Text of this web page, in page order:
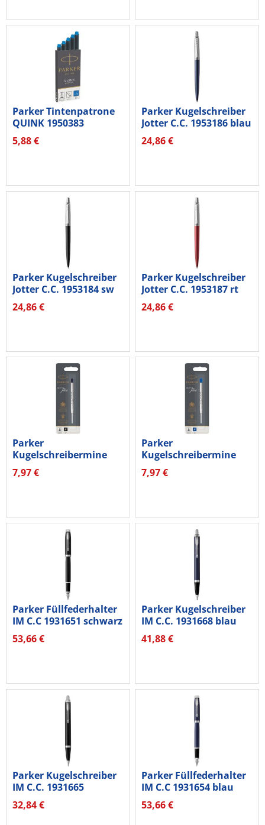
Parker Tintenpatrone
QUINK 1950383
Königsbl 5...
5,88 €
Parker Kugelschreiber
Jotter C.C. 1953186 blau
24,86 €
Parker Kugelschreiber
Jotter C.C. 1953184 sw
24,86 €
Parker Kugelschreiber
Jotter C.C. 1953187 rt
24,86 €
Parker
Kugelschreibermine
QUINKflow 1950367...
7,97 €
Parker
Kugelschreibermine
QUINKflow 1950368...
7,97 €
Parker Füllfederhalter
IM C.C 1931651 schwarz
53,66 €
Parker Kugelschreiber
IM C.C. 1931668 blau
41,88 €
Parker Kugelschreiber
IM C.C. 1931665
schwarz
32,84 €
Parker Füllfederhalter
IM C.C 1931654 blau
53,66 €